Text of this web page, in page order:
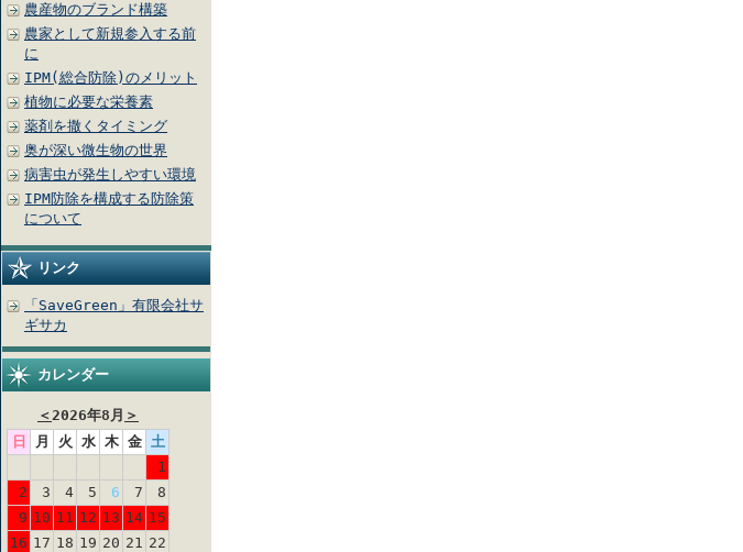
農産物のブランド構築
農家として新規参入する前
に
IPM(総合防除)のメリット
植物に必要な栄養素
薬剤を撒くタイミング
奥が深い微生物の世界
病害虫が発生しやすい環境
IPM防除を構成する防除策
について
リンク
「SaveGreen」有限会社サ
ギサカ
カレンダー
＜2026年8月 ＞
日
月 火 水 木 金 土
1
2
3 4 5 6 7
8
9 10 11 12 13 14 15
16 17 18 19 20 21 22